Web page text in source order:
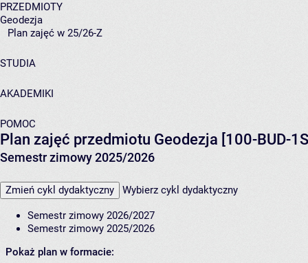
PRZEDMIOTY
Geodezja
Plan zajęć w 25/26-Z
STUDIA
AKADEMIKI
POMOC
Plan zajęć przedmiotu Geodezja [100-BUD-
Semestr zimowy 2025/2026
Zmień cykl dydaktyczny Wybierz cykl dydaktyczny
Semestr zimowy 2026/2027
Semestr zimowy 2025/2026
Pokaż plan w formacie: